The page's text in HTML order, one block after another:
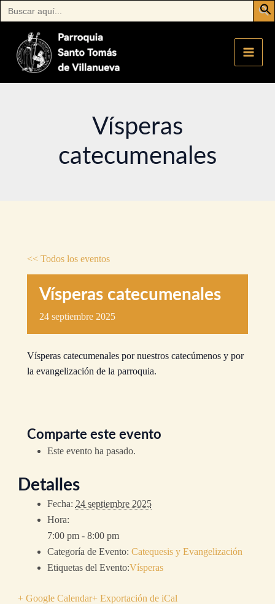
Buscar:
contenido
Vísperas
catecumenales
<< Todos los eventos
Vísperas catecumenales
24 septiembre 2025
Vísperas catecumenales por nuestros catecúmenos y por
la evangelización de la parroquia.
Comparte este evento
Este evento ha pasado.
Detalles
Fecha: 24 septiembre 2025
Hora:
7:00 pm - 8:00 pm
Categoría de Evento: Catequesis y Evangelización
Etiquetas del Evento:Vísperas
+ Google Calendar+ Exportación de iCal